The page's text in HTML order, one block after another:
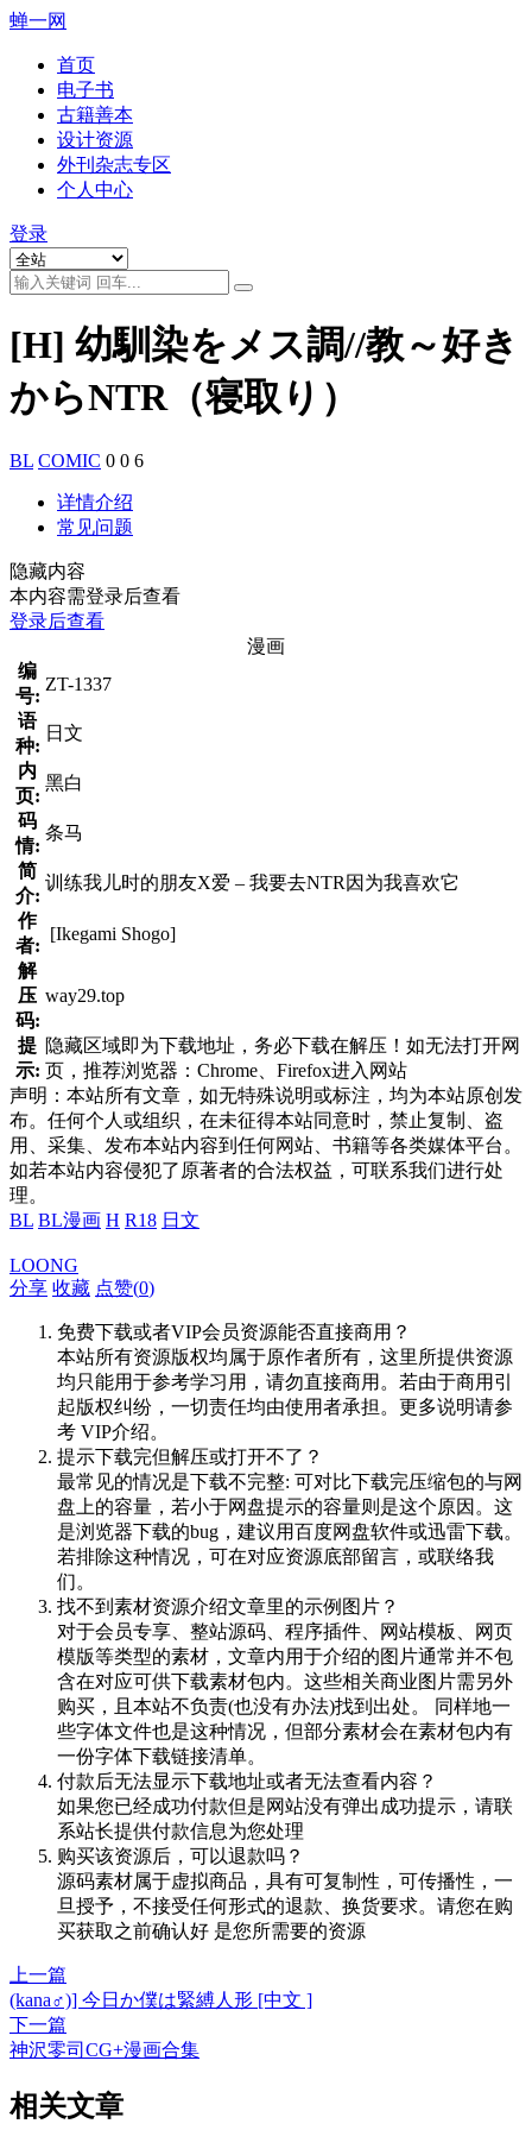
蝉一网
首页
电子书
古籍善本
设计资源
外刊杂志专区
个人中心
登录
[H] 幼馴染をメス調//教～好き
からNTR（寝取り）
BL COMIC 0 0 6
详情介绍
常见问题
隐藏内容
本内容需登录后查看
登录后查看
漫画
编
号:
ZT-1337
语
种:
日文
内
页:
黑白
码
情:
条马
简
介:
训练我儿时的朋友X爱 – 我要去NTR因为我喜欢它
作
者:
[Ikegami Shogo]
解
压
码:
way29.top
提
示:
隐藏区域即为下载地址，务必下载在解压！如无法打开网
页，推荐浏览器：Chrome、Firefox进入网站
声明：本站所有文章，如无特殊说明或标注，均为本站原创发
布。任何个人或组织，在未征得本站同意时，禁止复制、盗
用、采集、发布本站内容到任何网站、书籍等各类媒体平台。
如若本站内容侵犯了原著者的合法权益，可联系我们进行处
理。
BL BL漫画 H R18 日文
LOONG
分享 收藏 点赞(0)
免费下载或者VIP会员资源能否直接商用？
本站所有资源版权均属于原作者所有，这里所提供资源
均只能用于参考学习用，请勿直接商用。若由于商用引
起版权纠纷，一切责任均由使用者承担。更多说明请参
考 VIP介绍。
提示下载完但解压或打开不了？
最常见的情况是下载不完整: 可对比下载完压缩包的与网
盘上的容量，若小于网盘提示的容量则是这个原因。这
是浏览器下载的bug，建议用百度网盘软件或迅雷下载。
若排除这种情况，可在对应资源底部留言，或联络我
们。
找不到素材资源介绍文章里的示例图片？
对于会员专享、整站源码、程序插件、网站模板、网页
模版等类型的素材，文章内用于介绍的图片通常并不包
含在对应可供下载素材包内。这些相关商业图片需另外
购买，且本站不负责(也没有办法)找到出处。 同样地一
些字体文件也是这种情况，但部分素材会在素材包内有
一份字体下载链接清单。
付款后无法显示下载地址或者无法查看内容？
如果您已经成功付款但是网站没有弹出成功提示，请联
系站长提供付款信息为您处理
购买该资源后，可以退款吗？
源码素材属于虚拟商品，具有可复制性，可传播性，一
旦授予，不接受任何形式的退款、换货要求。请您在购
买获取之前确认好 是您所需要的资源
上一篇
(kana♂)] 今日か僕は緊縛人形 [中文 ]
下一篇
神沢零司CG+漫画合集
相关文章